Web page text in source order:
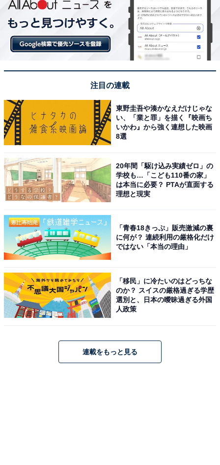
2位：ハイセンス「40A4N」
ハイセンス 40V型 40A4N フルハイビジョン 液晶 テレビ
ネット動画 Alexa ゲームモード AirPlay2 Bluetooth 3年
保証 2024年モデル
Amazonで見る
3位：ハイセンス「43E60N」
43E60N 4K スマート Wチューナー内蔵 ネット動画 液晶
テレビ HDMI2.1 低遅延ゲームモード Alexa AirPlay2
Amazonで見る
4位：ハイセンス「40E4N」
注目の連載
東野圭吾や湊かなえだけじゃな
い、「業と罪」を描く『映画ち
いかわ』から強く連想した映画
8選
20年間「駆け込み実績ゼロ」の
学校も…「こども110番の家」
は本当に必要？ PTAが直面する
理想と現実
「青春18きっぷ」販売激減の裏
に何が？ 連続利用の厳格化だけ
ではない「本当の理由」
「移民」に冷たいのはどっちな
のか？ スイスの厳格過ぎる学歴
選別と、日本の曖昧過ぎる外国
人政策
連載をもっと見る